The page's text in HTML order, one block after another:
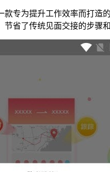
款专为提升工作效率而打造
节省了传统见面交接的步骤